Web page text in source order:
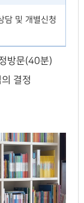
및 개별신청
방문(40분)
결정